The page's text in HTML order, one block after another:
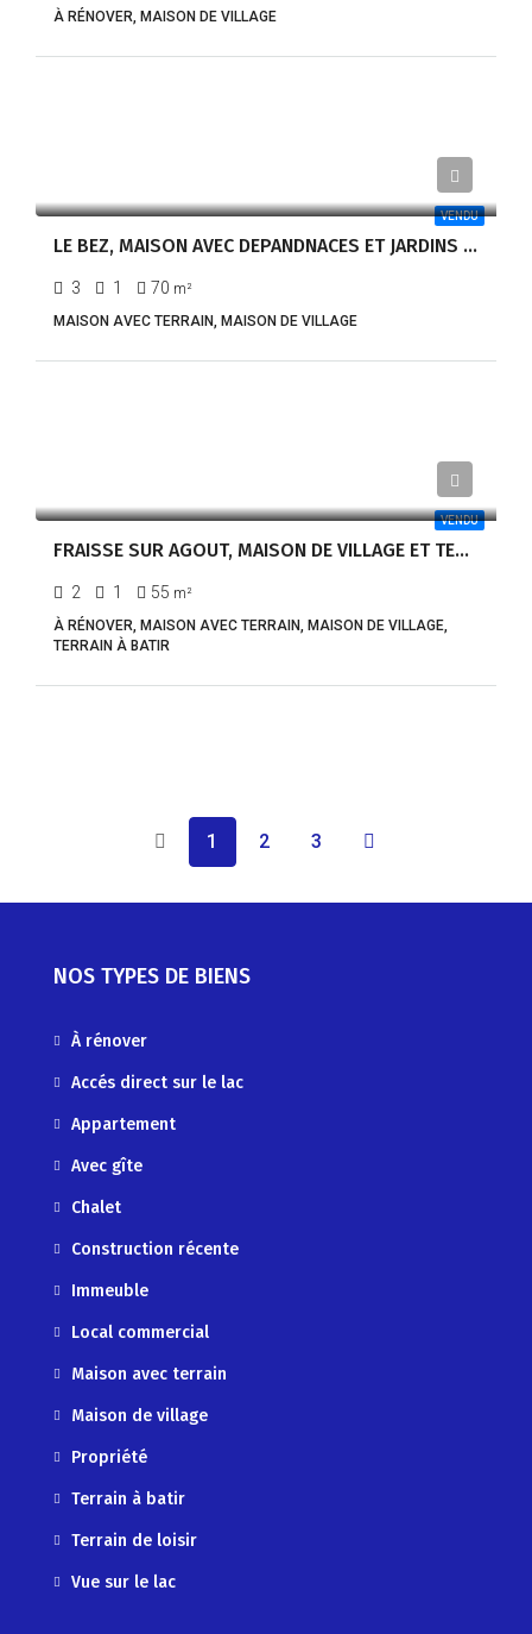
À RÉNOVER, MAISON DE VILLAGE
VENDU
LE BEZ, MAISON AVEC DEPANDNACES ET JARDINS – REF 1249- EXCLUSIVITE
3 1 70 m²
MAISON AVEC TERRAIN, MAISON DE VILLAGE
VENDU
FRAISSE SUR AGOUT, MAISON DE VILLAGE ET TERRAIN À BÂTIR-RÉF 1252
2 1 55 m²
À RÉNOVER, MAISON AVEC TERRAIN, MAISON DE VILLAGE,
TERRAIN À BATIR
1 2 3
NOS TYPES DE BIENS
À rénover
Accés direct sur le lac
Appartement
Avec gîte
Chalet
Construction récente
Immeuble
Local commercial
Maison avec terrain
Maison de village
Propriété
Terrain à batir
Terrain de loisir
Vue sur le lac